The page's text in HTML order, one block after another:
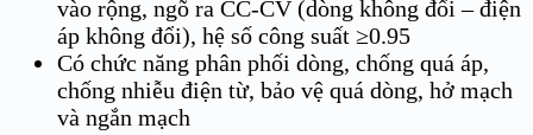
vào rộng, ngõ ra CC-CV (dòng không đổi – điện
áp không đổi), hệ số công suất ≥0.95
Có chức năng phân phối dòng, chống quá áp,
chống nhiễu điện từ, bảo vệ quá dòng, hở mạch
và ngắn mạch